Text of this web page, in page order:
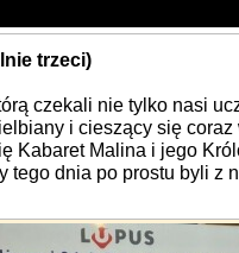
trzeci)
czekali nie tylko nasi
i cieszący się
Kabaret Malina i jego
tego dnia po prostu byli z